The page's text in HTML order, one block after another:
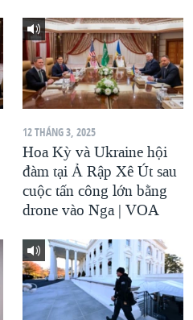
12 THÁNG 3, 2025
Hoa Kỳ và Ukraine hội
đàm tại Ả Rập Xê Út sau
cuộc tấn công lớn bằng
drone vào Nga | VOA